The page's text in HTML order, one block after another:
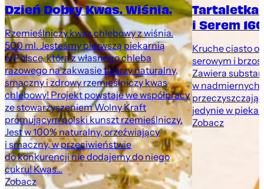
Dzień Dobry Kwas. Wiśnia.
Rzemieślniczy kwas chlebowy z wiśnia.
500 ml. Jesteśmy pierwszą piekarnią
w Polsce, która z własnego chleba
razowego na zakwasie tworzy naturalny,
smaczny i zdrowy rzemieślniczy kwas
chlebowy! Projekt powstaje we współpracy
ze stowarzyszeniem Wolny Kraft
promującym polski kunszt rzemieślniczy.
Jest w 100% naturalny, orzeźwiający
i smaczny, w przeciwieństwie
do konkurencji nie dodajemy do niego
cukru! Kwas...
Zobacz
Tartaletka
i Serem
Kruche ciasto
serowym i
Zawiera
w nadmiernych
jedynie w
Zobacz